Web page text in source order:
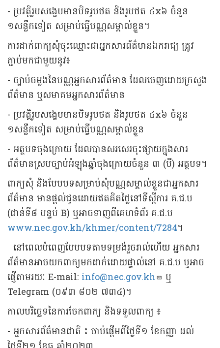
- ប្រវត្តិរូបសង្ខេបមានបិទរូបថត និងរូបថត ៤x៦ ចំនួន
១សន្លឹកទៀត សម្រាប់ធ្វើបណ្ណសម្គាល់ខ្លួន។
ការដាក់ពាក្យសុំចុះឈ្មោះជាអ្នកសារព័ត៌មានឯករាជ្យ ត្រូវ
ភ្ជាប់មកជាមួយនូវ៖
- ច្បាប់ចម្លងនៃបណ្ណអ្នកសារព័ត៌មាន ដែលចេញដោយក្រសួង
ព័ត៌មាន ឬសមាគមអ្នកសារព័ត៌មាន
- ប្រវត្តិរូបសង្ខេបមានបិទរូបថត និងរូបថត ៤x៦ ចំនួន
១សន្លឹកទៀត សម្រាប់ធ្វើបណ្ណសម្គាល់ខ្លួន
- អត្ថបទចុងក្រោយ ដែលបានសរសេរចុះផ្សាយក្នុងសារ
ព័ត៌មានស្របច្បាប់អំឡុងឆ្នាំចុងក្រោយចំនួន ៣ (បី) អត្ថបទ។
ពាក្យសុំ និងបែបបទសម្រាប់សុំបណ្ណសម្គាល់ខ្លួនជាអ្នកសារ
ព័ត៌មាន មានផ្តល់ជូនដោយឥតគិតថ្លៃនៅទីស្តីការ គ.ជ.ប
(ជាន់ទី៨ បន្ទប់ B) ឬអាចទាញពីគេហទំព័រ គ.ជ.ប
www.nec.gov.kh/khmer/content/7284។
នៅពេលបំពេញបែបបទតាមទម្រង់រួចរាល់ហើយ អ្នកសារ
ព័ត៌មានអាចយកពាក្យមកដាក់ដោយផ្ទាល់នៅ គ.ជ.ប ឬអាច
ផ្ញើតាមរយៈ E-mail: info@nec.gov.kh
ឬ
Telegram (០៩៣ ៨០២ ៧៣៤)។
កាលបរិច្ឆេទនៃការចែកពាក្យ និងទទួលពាក្យ ៖
- អ្នកសារព័ត៌មានជាតិ ៖ ចាប់ផ្តើមពីថ្ងៃទី១ ខែកញ្ញា ដល់